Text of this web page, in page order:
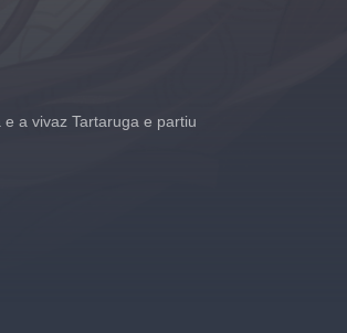
a vivaz Tartaruga e partiu